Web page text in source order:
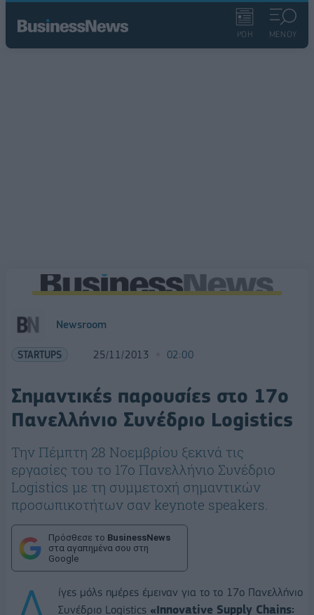
ΡΟΗ ΜΕΝΟΥ
Newsroom
STARTUPS 25/11/2013 02:00
Σημαντικές παρουσίες στο 17ο
Πανελλήνιο Συνέδριο Logistics
Την Πέμπτη 28 Νοεμβρίου ξεκινά τις
εργασίες του το 17ο Πανελλήνιο Συνέδριο
Logistics με τη συμμετοχή σημαντικών
προσωπικοτήτων σαν keynote speakers.
Πρόσθεσε το BusinessNews
στα αγαπημένα σου στη
Google
ίγες μόλς ημέρες έμειναν για το το 17ο Πανελλήνιο
Συνέδριο Logistics «Innovative Supply Chains: